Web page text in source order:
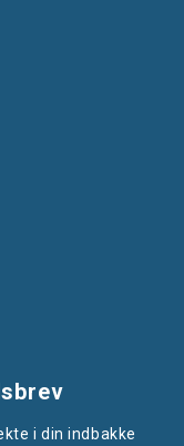
i din indbakke